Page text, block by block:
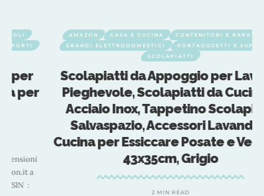
AMAZON CASA E CUCINA
CONTENITORI E BARATTOLI
GRANDI ELETTRODOMESTICI
PORTAOGGETTI E SUPPORTI
SCOLAPIATTI
Scolapiatti da Appoggio per Lavello
Pieghevole, Scolapiatti da Cucina in
Acciaio Inox, Tappetino Scolapiatti
Salvaspazio, Accessori Lavandino
Cucina per Essiccare Posate e Verdura,
43x35cm, Grigio